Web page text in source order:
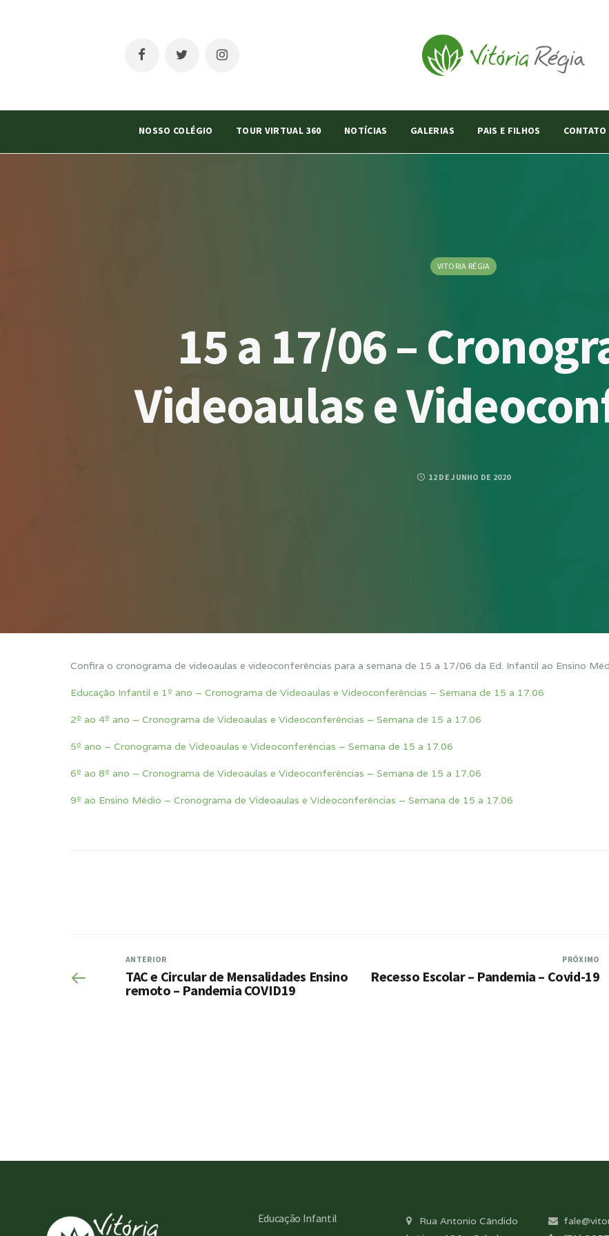
NOSSO COLÉGIO TOUR VIRTUAL 360 NOTÍCIAS GALERIAS PAIS E FILHOS CONTATO
VITORIA RÉGIA
15 a 17/06 –
Videoaulas e
12 DE JUNHO DE 2020
Confira o cronograma de videoaulas e videoconferências para a semana de 15 a 17/06 da Ed. Infantil ao Ensino
Educação Infantil e 1º ano – Cronograma de Videoaulas e Videoconferências – Semana de 15 a 17.06
2º ao 4º ano – Cronograma de Videoaulas e Videoconferências – Semana de 15 a 17.06
5º ano – Cronograma de Videoaulas e Videoconferências – Semana de 15 a 17.06
6º ao 8º ano – Cronograma de Videoaulas e Videoconferências – Semana de 15 a 17.06
9º ao Ensino Médio – Cronograma de Videoaulas e Videoconferências – Semana de 15 a 17.06
ANTERIOR
TAC e Circular de Mensalidades Ensino
remoto – Pandemia COVID19
PRÓXIMO
Recesso Escolar – Pandemia – Covid-19
Educação Infantil
Rua Antonio Cândido